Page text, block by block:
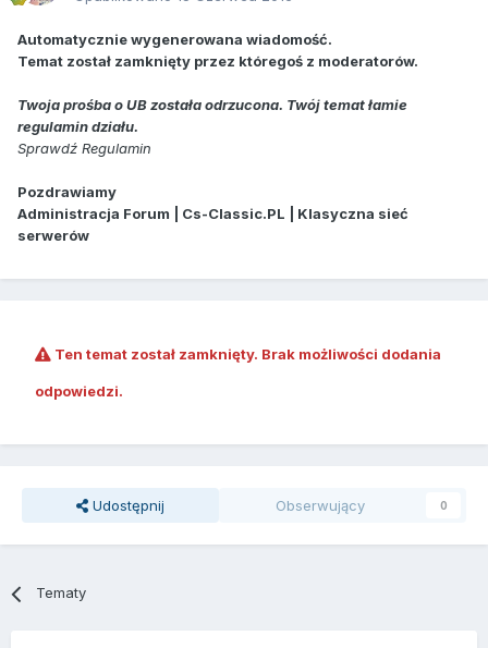
Automatycznie wygenerowana wiadomość.
Temat został zamknięty przez któregoś z moderatorów.
Twoja prośba o UB została odrzucona. Twój temat łamie
regulamin działu.
Sprawdź Regulamin
Pozdrawiamy
Administracja Forum | Cs-Classic.PL | Klasyczna sieć
serwerów
Ten temat został zamknięty. Brak możliwości dodania
odpowiedzi.
Udostępnij Obserwujący 0
Tematy